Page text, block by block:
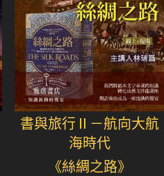
書與旅行Ⅱ－航向大航
海時代
《絲綢之路》